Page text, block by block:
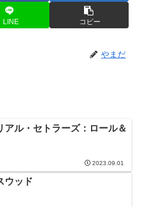
LINE コピー
やまだ
アル・セトラーズ：ロール＆
2023.09.01
ウッド